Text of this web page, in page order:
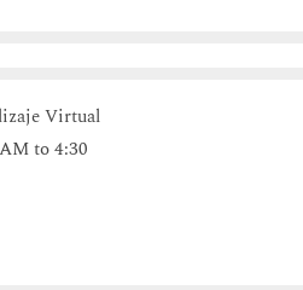
Virtual
to 4:30